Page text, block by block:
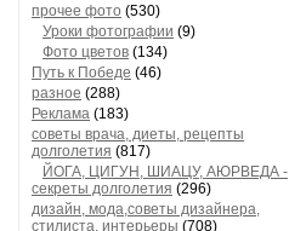
прочее фото (530)
Уроки фотографии (9)
Фото цветов (134)
Путь к Победе (46)
разное (288)
Реклама (183)
советы врача, диеты, рецепты
долголетия (817)
ЙОГА, ЦИГУН, ШИАЦУ, АЮРВЕДА -
секреты долголетия (296)
дизайн, мода,советы дизайнера,
стилиста, интерьеры (708)